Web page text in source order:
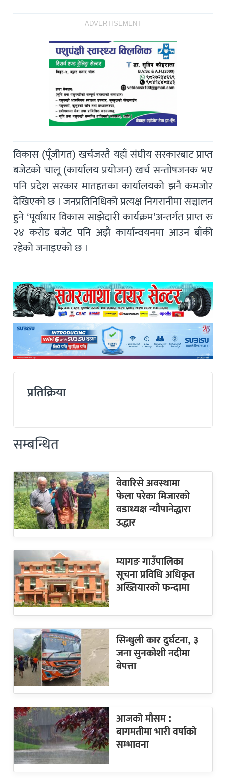
ADVERTISEMENT
विकास (पूँजीगत) खर्चजस्तै यहाँ संघीय सरकारबाट प्राप्त
बजेटको चालू (कार्यालय प्रयोजन) खर्च सन्तोषजनक भए
पनि प्रदेश सरकार मातहतका कार्यालयको झनै कमजोर
देखिएको छ । जनप्रतिनिधिको प्रत्यक्ष निगरानीमा सञ्चालन
हुने ‘पूर्वाधार विकास साझेदारी कार्यक्रम’अन्तर्गत प्राप्त रु
२४ करोड बजेट पनि अझै कार्यान्वयनमा आउन बाँकी
रहेको जनाइएको छ ।
प्रतिक्रिया
सम्बन्धित
वेवारिसे अवस्थामा
फेला परेका मिजारको
वडाध्यक्ष न्यौपानेद्धारा
उद्धार
म्यागङ गाउँपालिका
सूचना प्रविधि अधिकृत
अख्तियारको फन्दामा
सिन्धुली कार दुर्घटना, ३
जना सुनकोशी नदीमा
बेपत्ता
आजको मौसम :
बागमतीमा भारी वर्षाको
सम्भावना